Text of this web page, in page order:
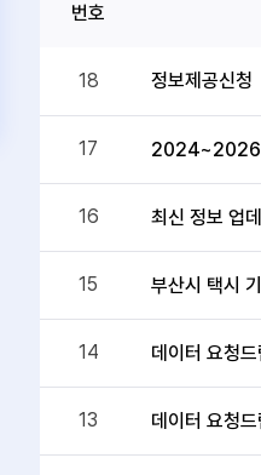
번호
18 정보제공신청
17 2024~2026
16 최신 정보 업
15 부산시 택시
14 데이터 요청
13 데이터 요청